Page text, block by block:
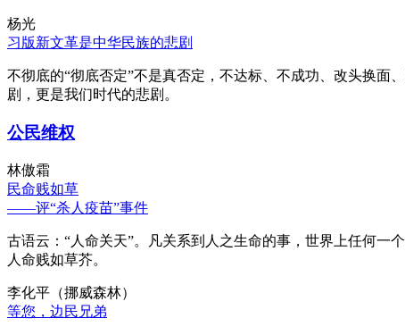
杨光
习版新文革是中华民族的悲剧
不彻底的“彻底否定”不是真否定，不达标、不成功、改头换面
剧，更是我们时代的悲剧。
公民维权
林傲霜
民命贱如草
——评“杀人疫苗”事件
古语云：“人命关天”。凡关系到人之生命的事，世界上任何一
人命贱如草芥。
李化平（挪威森林）
等您，边民兄弟